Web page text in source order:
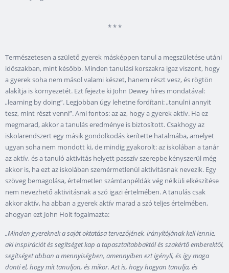
* * *
Természetesen a születő gyerek másképpen tanul a megszületése utáni
időszakban, mint később. Minden tanulási korszakra igaz viszont, hogy
a gyerek soha nem másol valami készet, hanem részt vesz, és rögtön
alakítja is környezetét. Ezt fejezte ki John Dewey híres mondatával:
„learning by doing”. Legjobban úgy lehetne fordítani: „tanulni annyit
tesz, mint részt venni”. Ami fontos: az az, hogy a gyerek aktív. Ha ez
megmarad, akkor a tanulás eredménye is biztosított. Csakhogy az
iskolarendszert egy másik gondolkodás kerítette hatalmába, amelyet
ugyan soha nem mondott ki, de mindig gyakorolt: az iskolában a tanár
az aktív, és a tanuló aktivitás helyett passzív szerepbe kényszerül még
akkor is, ha ezt az iskolában szemérmetlenül aktivitásnak nevezik. Egy
szöveg bemagolása, értelmetlen számtanpéldák vég nélküli elkészítése
nem nevezhető aktivitásnak a szó igazi értelmében. A tanulás csak
akkor aktív, ha abban a gyerek aktív marad a szó teljes értelmében,
ahogyan ezt John Holt fogalmazta:
„Minden gyereknek a saját oktatása tervezőjének, irányítójának kell lennie,
aki inspirációt és segítséget kap a tapasztaltabbaktól és szakértő emberektől,
segítséget abban a mennyiségben, amennyiben ezt igényli, és így maga
dönti el, hogy mit tanuljon, és mikor. Azt is, hogy hogyan tanulja, és